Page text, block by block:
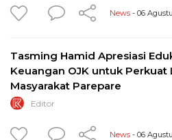
News - 06
Tasming Hamid Apresiasi
Keuangan OJK untuk Perkuat
Masyarakat Parepare
Editor
News - 06